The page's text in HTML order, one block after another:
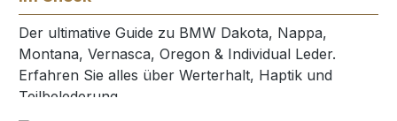
Der ultimative Guide zu BMW Dakota, Nappa,
Montana, Vernasca, Oregon & Individual Leder.
Erfahren Sie alles über Werterhalt, Haptik und
Teilbelederung.